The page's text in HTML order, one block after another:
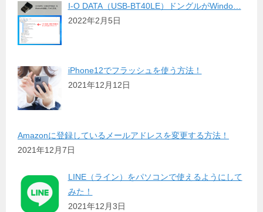
I-O DATA（USB-BT40LE）ドングルがWindo…
2022年2月5日
iPhone12でフラッシュを使う方法！
2021年12月12日
Amazonに登録しているメールアドレスを変更する方法！
2021年12月7日
LINE（ライン）をパソコンで使えるようにして
みた！
2021年12月3日